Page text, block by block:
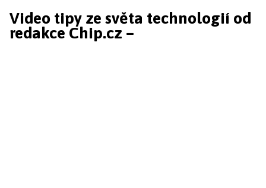
Video tipy ze světa technologií od
redakce Chip.cz –